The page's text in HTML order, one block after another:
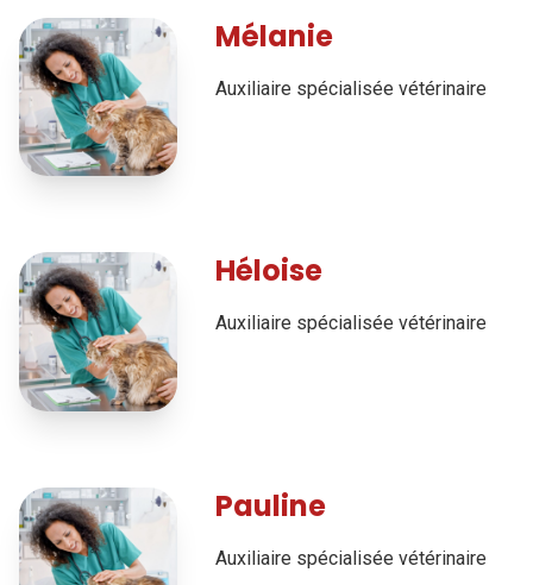
Mélanie
Auxiliaire spécialisée vétérinaire
Héloise
Auxiliaire spécialisée vétérinaire
Pauline
Auxiliaire spécialisée vétérinaire